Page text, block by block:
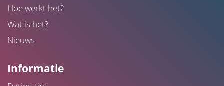
Hoe werkt het?
Wat is het?
Nieuws
Informatie